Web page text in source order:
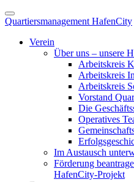
Quartiersmanagement HafenCity
Verein
Über uns – unsere
Arbeitskreis
Arbeitskreis
Arbeitskreis
Vorstand
Die
Operatives
Im Austausch
Förderung
HafenCity-Projekt